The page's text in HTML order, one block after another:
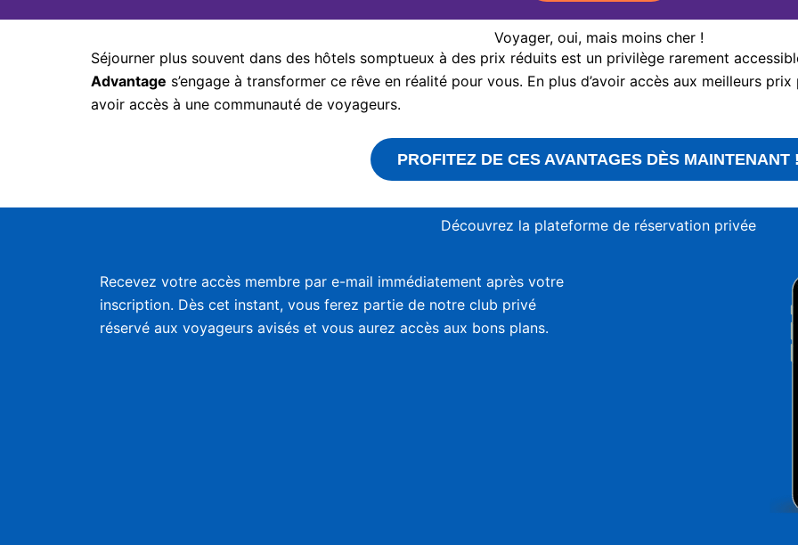
Voyager, oui, mais moins cher !
Séjourner plus souvent dans des hôtels somptueux à des prix réduits est un privilège rarement
Advantage s’engage à transformer ce rêve en réalité pour vous. En plus d’avoir accès aux meilleurs
avoir accès à une communauté de voyageurs.
PROFITEZ DE CES AVANTAGES DÈS MAINTENANT
Découvrez la plateforme de réservation privée
Recevez votre accès membre par e-mail immédiatement après votre
inscription. Dès cet instant, vous ferez partie de notre club privé
réservé aux voyageurs avisés et vous aurez accès aux bons plans.